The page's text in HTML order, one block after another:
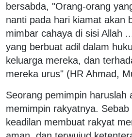
bersabda, "Orang-orang
nanti pada hari kiamat akan
mimbar cahaya di sisi Allah
yang berbuat adil dalam
keluarga mereka, dan
mereka urus" (HR Ahmad,
Seorang pemimpin haruslah
memimpin rakyatnya.
keadilan membuat rakyat